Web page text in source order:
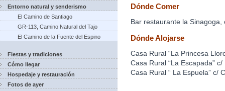
Entorno natural y senderismo
El Camino de Santiago
GR-113, Camino Natural del Tajo
El Camino de la Fuente del Espino
Fiestas y tradiciones
Cómo llegar
Hospedaje y restauración
Fotos de ayer
Dónde Comer
Bar restaurante la Sinagoga,
Dónde Alojarse
Casa Rural “La Princesa
Casa Rural “La Escapada” c/
Casa Rural “ La Espuela” c/